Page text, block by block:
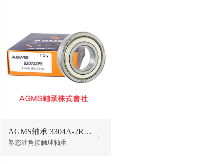
AGMS轴承 3304A-2RS1/W64
塑态油角接触球轴承